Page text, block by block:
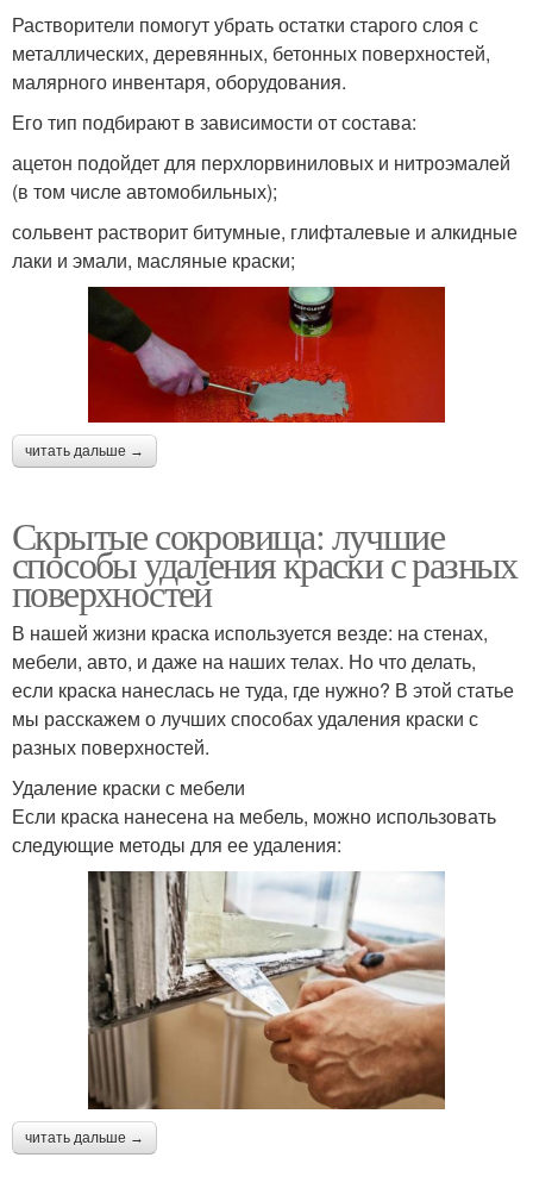
Растворители помогут убрать остатки старого слоя с
металлических, деревянных, бетонных поверхностей,
малярного инвентаря, оборудования.
Его тип подбирают в зависимости от состава:
ацетон подойдет для перхлорвиниловых и нитроэмалей
(в том числе автомобильных);
сольвент растворит битумные, глифталевые и алкидные
лаки и эмали, масляные краски;
читать дальше →
Скрытые сокровища: лучшие
способы удаления краски с разных
поверхностей
В нашей жизни краска используется везде: на стенах,
мебели, авто, и даже на наших телах. Но что делать,
если краска нанеслась не туда, где нужно? В этой статье
мы расскажем о лучших способах удаления краски с
разных поверхностей.
Удаление краски с мебели
Если краска нанесена на мебель, можно использовать
следующие методы для ее удаления:
читать дальше →